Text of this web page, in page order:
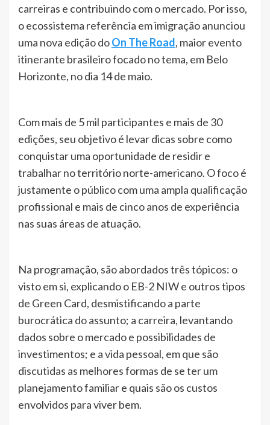
carreiras e contribuindo com o mercado. Por isso,
o ecossistema referência em imigração anunciou
uma nova edição doOn The Road, maior evento
itinerante brasileiro focado no tema, em Belo
Horizonte, no dia 14 de maio.
Com mais de 5 mil participantes e mais de 30
edições, seu objetivo é levar dicas sobre como
conquistar uma oportunidade de residir e
trabalhar no território norte-americano. O foco é
justamente o público com uma ampla qualificação
profissional e mais de cinco anos de experiência
nas suas áreas de atuação.
Na programação, são abordados três tópicos: o
visto em si, explicando o EB-2 NIW e outros tipos
de Green Card, desmistificando a parte
burocrática do assunto; a carreira, levantando
dados sobre o mercado e possibilidades de
investimentos; e a vida pessoal, em que são
discutidas as melhores formas de se ter um
planejamento familiar e quais são os custos
envolvidos para viver bem.